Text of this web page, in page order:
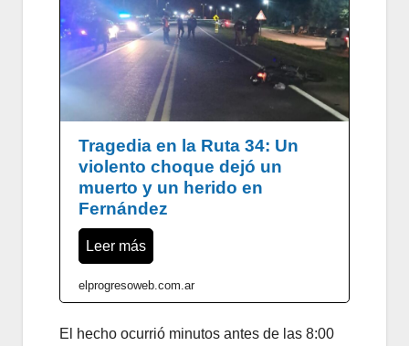
Tragedia en la Ruta 34: Un
violento choque dejó un
muerto y un herido en
Fernández
Leer más
elprogresoweb.com.ar
El hecho ocurrió minutos antes de las 8:00